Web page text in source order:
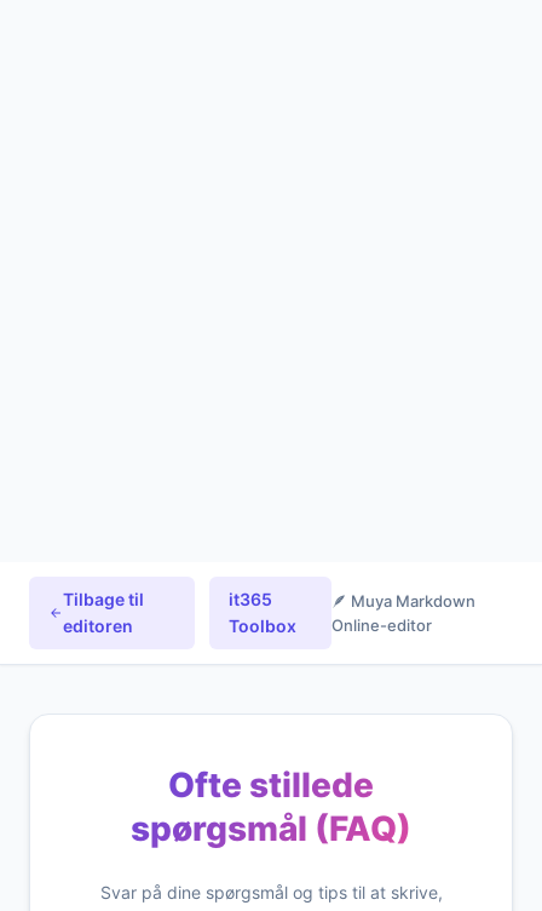
Tilbage til
editoren
it365
Toolbox
🪶 Muya Markdown
Online-editor
Ofte stillede
spørgsmål (FAQ)
Svar på dine spørgsmål og tips til at skrive,